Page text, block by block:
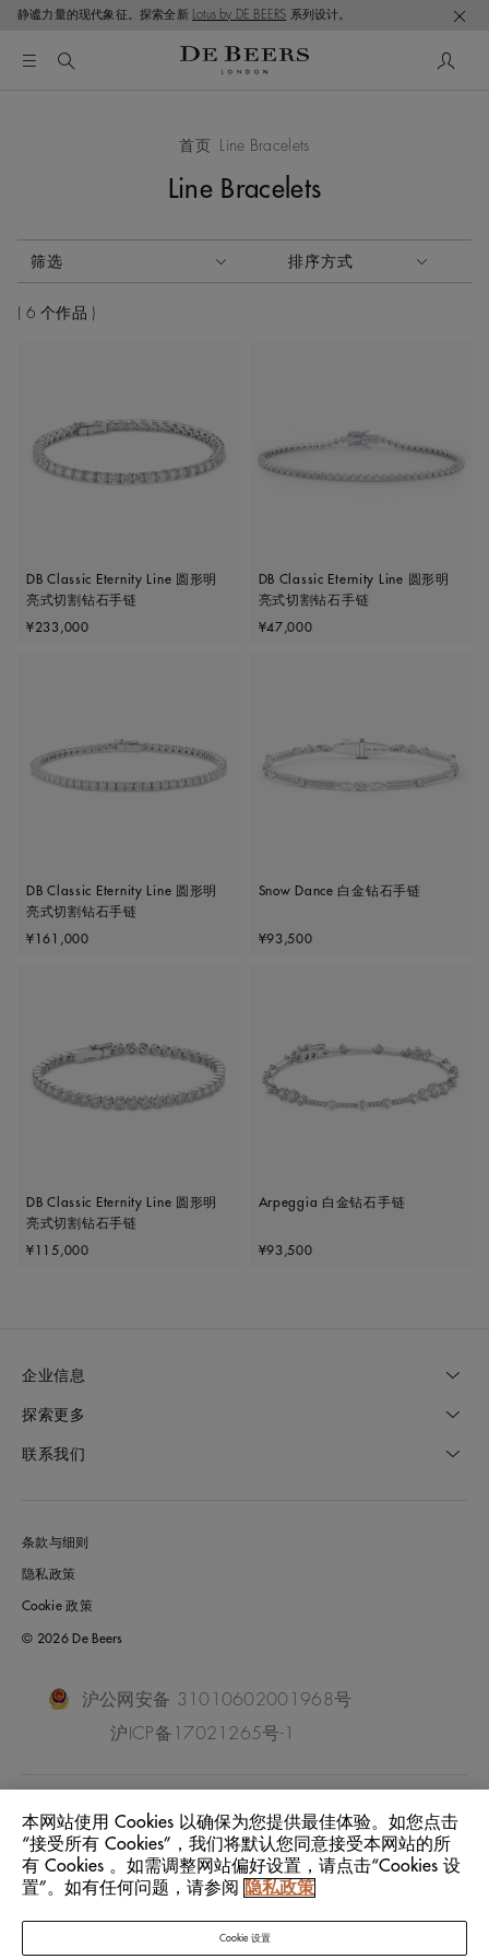
静谧力量的现代象征。探索全新 Lotus by DE BEERS 系列设计。
首页 Line Bracelets
Line Bracelets
筛选 排序方式
排序方式
6 个作品
DB Classic Eternity Line 圆形明
亮式切割钻石手链
Original price
¥233,000
DB Classic Eternity Line 圆形明
亮式切割钻石手链
Original price
¥47,000
DB Classic Eternity Line 圆形明
亮式切割钻石手链
Original price
¥161,000
Snow Dance 白金钻石手链
Original price
¥93,500
DB Classic Eternity Line 圆形明
亮式切割钻石手链
Original price
¥115,000
Arpeggia 白金钻石手链
Original price
¥93,500
企业信息
探索更多
联系我们
条款与细则
隐私政策
Cookie 政策
© 2026 De Beers
沪公网安备 31010602001968号
沪ICP备17021265号-1
位置: China Mainland
语言: 中文
本网站使用 Cookies 以确保为您提供最佳体验。如您点击
“接受所有 Cookies”，我们将默认您同意接受本网站的所
有 Cookies 。如需调整网站偏好设置，请点击“Cookies 设
置”。如有任何问题，请参阅
隐私政策
Cookie 设置